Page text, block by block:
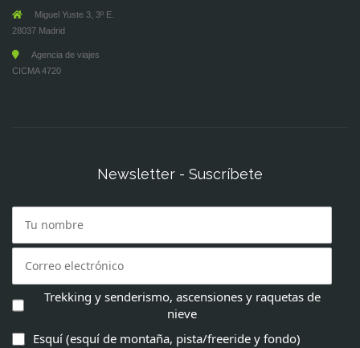
Miguel Yuste 3, 3º E.
28037 Madrid
Agencia de viajes
CICMA 4720
Newsletter - Suscríbete
Trekking y senderismo, ascensiones y raquetas de
nieve
Esquí (esquí de montaña, pista/freeride y fondo)